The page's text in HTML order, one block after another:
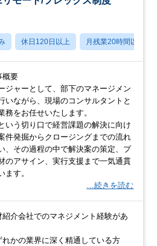
休日120日以上 月残業20時間以内
概要
ジャーとして、部下のマネージメン
いながら、現場のコンサルタントと
務をお任せいたします。
いう切り口で経営課題の解決に向け
件発掘からクロージングまでの流れ
、その過程の中で解決案の策定、プ
のアサイン、実行支援まで一気通貫
ます。
…続きを読む
紹介会社でのマネジメント経験があ
れかの業界に深く精通している方